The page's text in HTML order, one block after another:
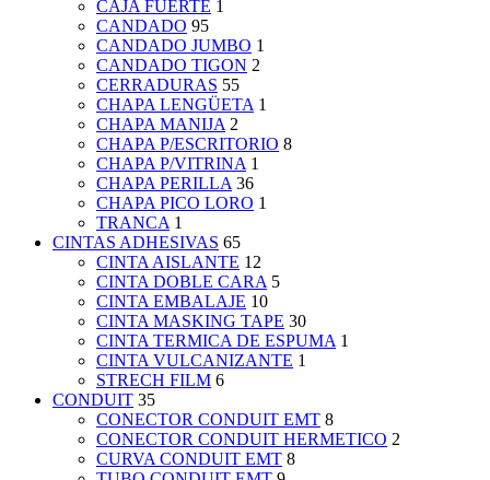
CAJA FUERTE 1
CANDADO 95
CANDADO JUMBO 1
CANDADO TIGON 2
CERRADURAS 55
CHAPA LENGÜETA 1
CHAPA MANIJA 2
CHAPA P/ESCRITORIO 8
CHAPA P/VITRINA 1
CHAPA PERILLA 36
CHAPA PICO LORO 1
TRANCA 1
CINTAS ADHESIVAS 65
CINTA AISLANTE 12
CINTA DOBLE CARA 5
CINTA EMBALAJE 10
CINTA MASKING TAPE 30
CINTA TERMICA DE ESPUMA 1
CINTA VULCANIZANTE 1
STRECH FILM 6
CONDUIT 35
CONECTOR CONDUIT EMT 8
CONECTOR CONDUIT HERMETICO 2
CURVA CONDUIT EMT 8